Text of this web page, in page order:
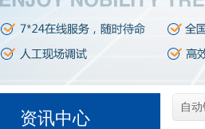
资讯中心
自